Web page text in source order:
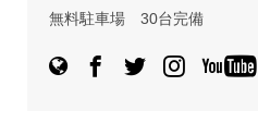
無料駐車場 30台完備